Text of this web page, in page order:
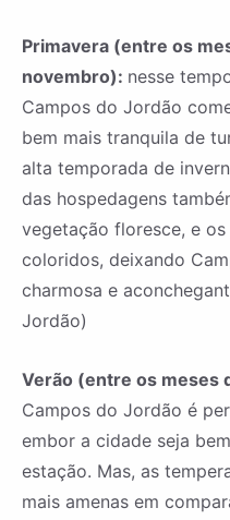
Primavera (entre os
novembro): nesse
Campos do Jordão
bem mais tranquila de
alta temporada de
das hospedagens
vegetação floresce, e
coloridos, deixando
charmosa e
Jordão)
Verão (entre os meses
Campos do Jordão é
embor a cidade seja
estação. Mas, as
mais amenas em